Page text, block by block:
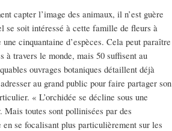
capter l’image des animaux, il n’est guère
se soit intéressé à cette famille de fleurs à
cinquantaine d’espèces. Cela peut paraître
à travers le monde, mais 50 suffisent au
ouvrages botaniques détaillent déjà
au grand public pour faire partager son
« L’orchidée se décline sous une
toutes sont pollinisées par des
se focalisant plus particulièrement sur les